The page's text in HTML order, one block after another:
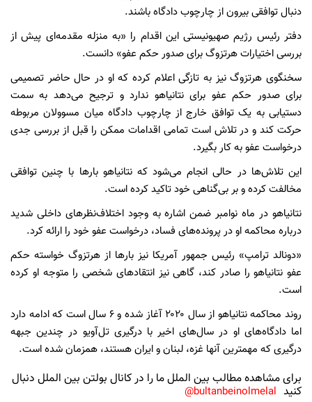
دنبال توافقی بیرون از چارچوب دادگاه باشند.
دفتر رئیس رژیم صهیونیستی این اقدام را «به منزله مقدمه‌ای پیش از
بررسی اختیارات هرتزوگ برای صدور حکم عفو» دانست.
سخنگوی هرتزوگ نیز به تازگی اعلام کرده که او در حال حاضر تصمیمی
برای صدور حکم عفو برای نتانیاهو ندارد و ترجیح می‌دهد به سمت
دستیابی به یک توافق خارج از چارچوب دادگاه میان مسوولان مربوطه
حرکت کند و در تلاش است تمامی اقدامات ممکن را قبل از بررسی جدی
درخواست عفو به کار بگیرد.
این تلاش‌ها در حالی انجام می‌شود که نتانیاهو بارها با چنین توافقی
مخالفت کرده و بر بی‌گناهی خود تاکید کرده است.
نتانیاهو در ماه نوامبر ضمن اشاره به وجود اختلاف‌نظرهای داخلی شدید
درباره محاکمه او در پرونده‌های فساد، درخواست عفو خود را ارائه کرد.
«دونالد ترامپ» رئیس جمهور آمریکا نیز بارها از هرتزوگ خواسته حکم
عفو نتانیاهو را صادر کند، گاهی نیز انتقادهای شخصی را متوجه او کرده
است.
روند محاکمه نتانیاهو از سال ۲۰۲۰ آغاز شده و ۶ سال است که ادامه دارد
اما دادگاه‌های او در سال‌های اخیر با درگیری تل‌آویو در چندین جبهه
درگیری که مهمترین آنها غزه، لبنان و ایران هستند، همزمان شده است.
برای مشاهده مطالب بین الملل ما را در کانال بولتن بین الملل دنبال
کنید bultanbeinolmelal@